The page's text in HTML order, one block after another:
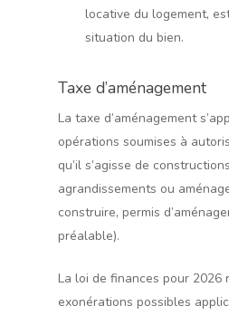
locative du logement,
situation du bien.
Taxe d’aménagement
La taxe d’aménagement
opérations soumises à
qu’il s’agisse de
agrandissements ou
construire, permis
préalable).
La loi de finances pour 2026
exonérations possibles